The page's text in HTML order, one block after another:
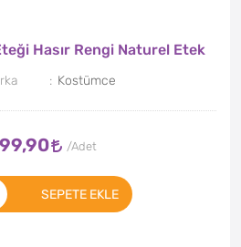
Hasır Rengi Naturel Etek
Kostümce
SEPETE EKLE